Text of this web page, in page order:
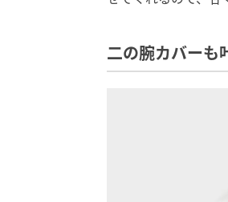
二の腕カバーも